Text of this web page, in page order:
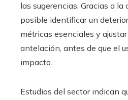
las sugerencias. Gracias a la
posible identificar un
métricas esenciales y
antelación, antes de que el
impacto.
Estudios del sector indican